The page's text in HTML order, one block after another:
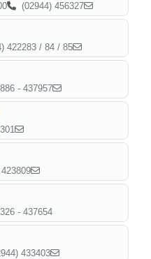
(02944) 456327
422283 / 84 / 85
- 437957
- 437654
433403